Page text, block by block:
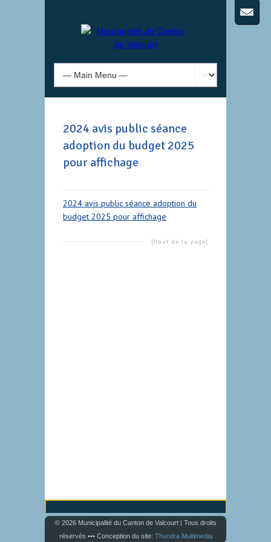
2024 avis public séance
adoption du budget 2025
pour affichage
2024 avis public séance adoption du
budget 2025 pour affichage
[haut de la page]
© 2026 Municipalité du Canton de Valcourt | Tous droits
réservés ••• Conception du site: Thundra Multimedia